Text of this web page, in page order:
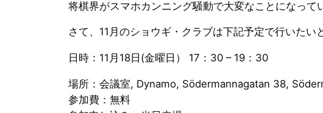
将棋界がスマホカンニング騒動で大変なことになって
さて、11月のショウギ・ クラブは下記予定で行いたい
日時：11月18日(金曜日） 17：30 – 19：30
場所：会議室, Dynamo, Södermannagatan 38,
参加費：無料